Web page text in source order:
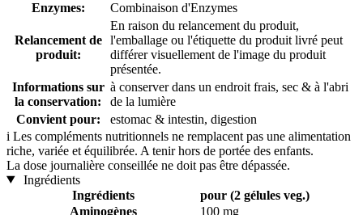
Enzymes:
Combinaison d'Enzymes
Relancement de
produit:
En raison du relancement du produit,
l'emballage ou l'étiquette du produit livré peut
différer visuellement de l'image du produit
présentée.
Informations sur
la conservation:
à conserver dans un endroit frais, sec & à l'abri
de la lumière
Convient pour:
estomac & intestin, digestion
i Les compléments nutritionnels ne remplacent pas une alimentation
riche, variée et équilibrée. A tenir hors de portée des enfants.
La dose journalière conseillée ne doit pas être dépassée.
Ingrédients
Ingrédients
pour (2 gélules veg.)
Aminogènes
100 mg